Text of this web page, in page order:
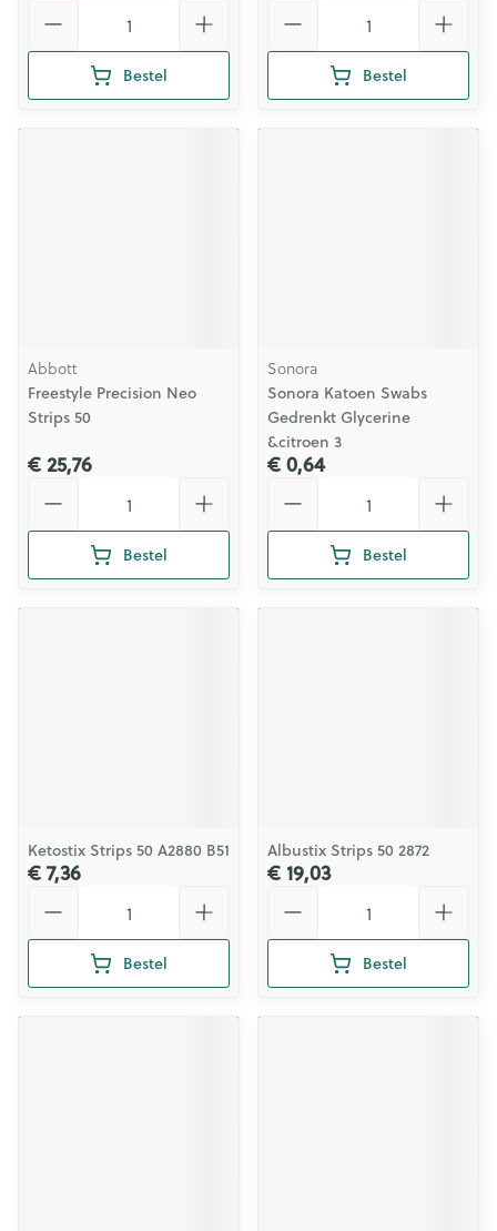
Bestel Bestel
Abbott
Freestyle Precision Neo
Strips 50
€ 25,76
Bestel
Sonora
Sonora Katoen Swabs
Gedrenkt Glycerine
&citroen 3
€ 0,64
Bestel
Ketostix Strips 50 A2880 B51
€ 7,36
Bestel
Albustix Strips 50 2872
€ 19,03
Bestel